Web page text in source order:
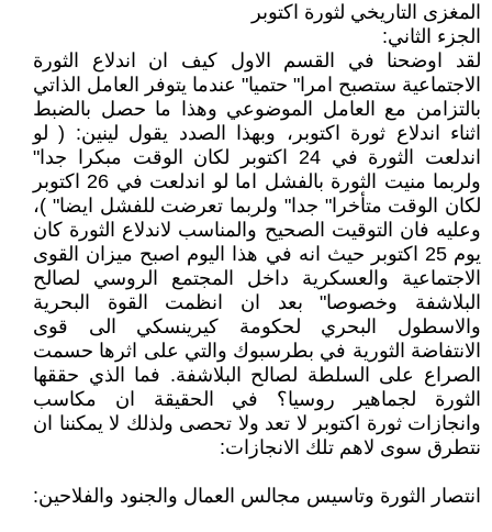
المغزى التاريخي لثورة اكتوبر
الجزء الثاني:
لقد اوضحنا في القسم الاول كيف ان اندلاع الثورة
الاجتماعية ستصبح امرا" حتميا" عندما يتوفر العامل الذاتي
بالتزامن مع العامل الموضوعي وهذا ما حصل بالضبط
اثناء اندلاع ثورة اكتوبر، وبهذا الصدد يقول لينين: ( لو
اندلعت الثورة في 24 اكتوبر لكان الوقت مبكرا جدا"
ولربما منيت الثورة بالفشل اما لو اندلعت في 26 اكتوبر
لكان الوقت متأخرا" جدا" ولربما تعرضت للفشل ايضا" )،
وعليه فان التوقيت الصحيح والمناسب لاندلاع الثورة كان
يوم 25 اكتوبر حيث انه في هذا اليوم اصبح ميزان القوى
الاجتماعية والعسكرية داخل المجتمع الروسي لصالح
البلاشفة وخصوصا" بعد ان انظمت القوة البحرية
والاسطول البحري لحكومة كيرينسكي الى قوى
الانتفاضة الثورية في بطرسبوك والتي على اثرها حسمت
الصراع على السلطة لصالح البلاشفة. فما الذي حققها
الثورة لجماهير روسيا؟ في الحقيقة ان مكاسب
وانجازات ثورة اكتوبر لا تعد ولا تحصى ولذلك لا يمكننا ان
نتطرق سوى لاهم تلك الانجازات:
انتصار الثورة وتاسيس مجالس العمال والجنود والفلاحين: